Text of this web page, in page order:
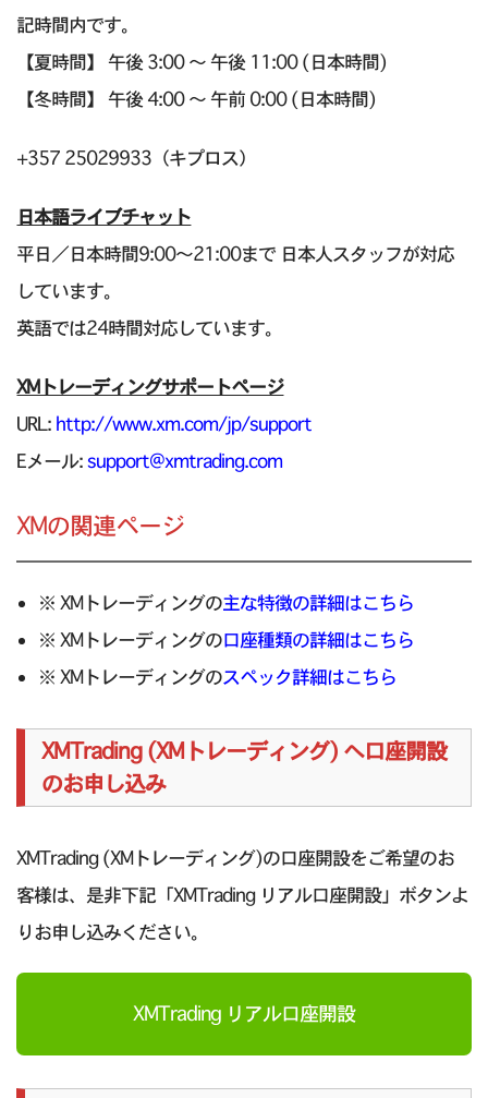
記時間内です。
【夏時間】 午後 3:00 ～ 午後 11:00 (日本時間)
【冬時間】 午後 4:00 ～ 午前 0:00 (日本時間)
+357 25029933（キプロス）
日本語ライブチャット
平日／日本時間9:00～21:00まで 日本人スタッフが対応
しています。
英語では24時間対応しています。
XMトレーディングサポートページ
URL: http://www.xm.com/jp/support
Eメール:support@xmtrading.com
XMの関連ページ
※ XMトレーディングの主な特徴の詳細はこちら
※ XMトレーディングの口座種類の詳細はこちら
※ XMトレーディングのスペック詳細はこちら
XMTrading (XMトレーディング) へ口座開設
のお申し込み
XMTrading (XMトレーディング)の口座開設をご希望のお
客様は、是非下記「XMTrading リアル口座開設」ボタンよ
りお申し込みください。
XMTrading リアル口座開設